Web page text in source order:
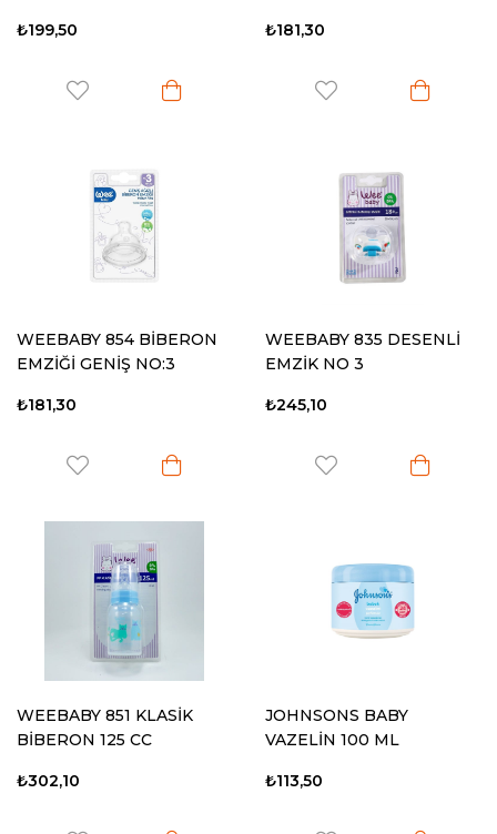
₺199,50 ₺181,30
WEEBABY 854 BİBERON
EMZİĞİ GENİŞ NO:3
₺181,30
WEEBABY 835 DESENLİ
EMZİK NO 3
₺245,10
WEEBABY 851 KLASİK
BİBERON 125 CC
₺302,10
JOHNSONS BABY
VAZELİN 100 ML
₺113,50